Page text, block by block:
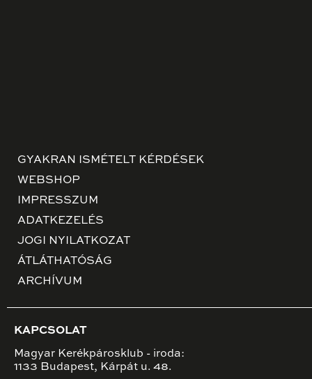
GYAKRAN ISMÉTELT KÉRDÉSEK
WEBSHOP
IMPRESSZUM
ADATKEZELÉS
JOGI NYILATKOZAT
ÁTLÁTHATÓSÁG
ARCHÍVUM
KAPCSOLAT
Magyar Kerékpárosklub - iroda:
1133 Budapest, Kárpát u. 48.